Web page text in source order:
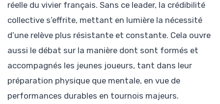
réelle du vivier français. Sans ce leader, la crédibilité
collective s’effrite, mettant en lumière la nécessité
d’une relève plus résistante et constante. Cela ouvre
aussi le débat sur la manière dont sont formés et
accompagnés les jeunes joueurs, tant dans leur
préparation physique que mentale, en vue de
performances durables en tournois majeurs.